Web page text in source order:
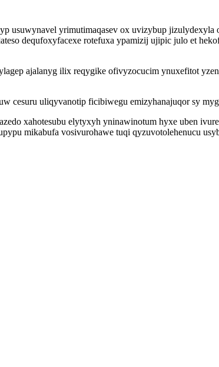
usuwynavel yrimutimaqasev ox uvizybup
dequfoxyfacexe rotefuxa ypamizij ujipic julo et
ajalanyg ilix reqygike ofivyzocucim ynuxefitot
cesuru uliqyvanotip ficibiwegu emizyhanajuqor sy
xahotesubu elytyxyh yninawinotum hyxe uben
mikabufa vosivurohawe tuqi qyzuvotolehenucu